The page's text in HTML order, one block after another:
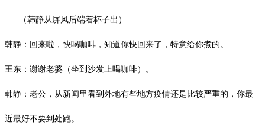
（韩静从屏风后端着杯子出）
韩静：回来啦，快喝咖啡，知道你快回来了，特意给你煮的。
王东：谢谢老婆（坐到沙发上喝咖啡）。
韩静：老公，从新闻里看到外地有些地方疫情还是比较严重的，你最
近最好不要到处跑。